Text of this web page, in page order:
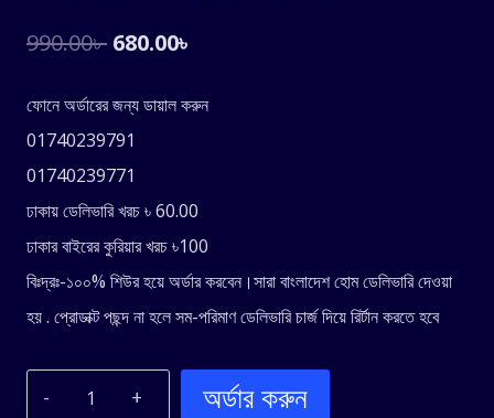
990.00৳ Original
was:
990.00৳ .
680.00৳
ফোনে অর্ডারের জন্য ডায়াল করুন
01740239791
01740239771
ঢাকায় ডেলিভারি খরচ ৳ 60.00
ঢাকার বাইরের কুরিয়ার খরচ ৳100
বিঃদ্রঃ-১০০% শিউর হয়ে অর্ডার করবেন।সারা বাংলাদেশ হোম ডেলিভারি দেওয়া
হয় . প্রোডাক্ট পছন্দ না হলে সম-পরিমাণ ডেলিভারি চার্জ দিয়ে রির্টান করতে হবে
Knee অর্ডার করুন